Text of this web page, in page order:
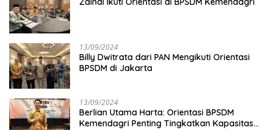
13/09/2024
Billy Dwitrata dari PAN Mengikuti Orientasi
BPSDM di Jakarta
13/09/2024
Berlian Utama Harta: Orientasi BPSDM
Kemendagri Penting Tingkatkan Kapasitas